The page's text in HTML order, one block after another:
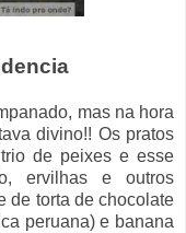
mas na hora
divino!! Os pratos
de peixes e esse
ervilhas e outros
de torta de chocolate
peruana) e banana